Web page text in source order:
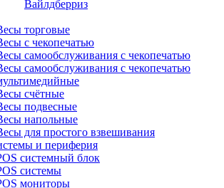
Вайлдберриз
торговые
с чекопечатью
самообслуживания с чекопечатью
самообслуживания с чекопечатью
счётные
подвесные
напольные
для простого взвешивания
и периферия
системный блок
системы
мониторы